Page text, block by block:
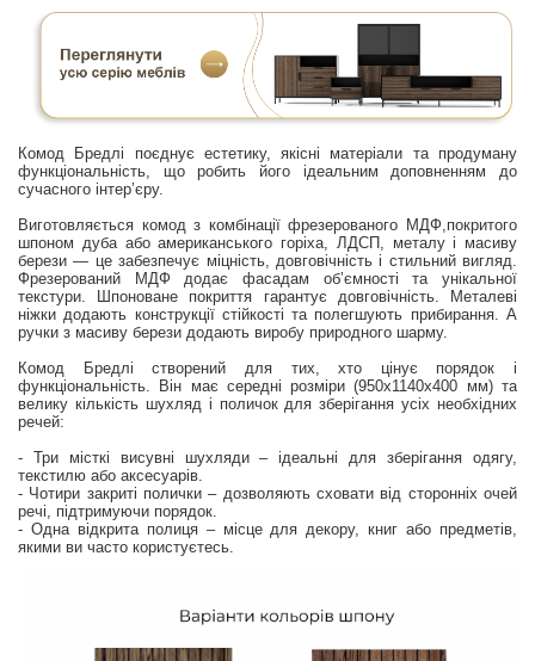
Комод Бредлі поєднує естетику, якісні матеріали та продуману
функціональність, що робить його ідеальним доповненням до
сучасного інтер’єру.
Виготовляється комод з комбінації фрезерованого МДФ,покритого
шпоном дуба або американського горіха, ЛДСП, металу і масиву
берези — це забезпечує міцність, довговічність і стильний вигляд.
Фрезерований МДФ додає фасадам об’ємності та унікальної
текстури. Шпоноване покриття гарантує довговічність. Металеві
ніжки додають конструкції стійкості та полегшують прибирання. А
ручки з масиву берези додають виробу природного шарму.
Комод Бредлі створений для тих, хто цінує порядок і
функціональність. Він має середні розміри (950х1140х400 мм) та
велику кількість шухляд і поличок для зберігання усіх необхідних
речей:
- Три місткі висувні шухляди – ідеальні для зберігання одягу,
текстилю або аксесуарів.
- Чотири закриті полички – дозволяють сховати від сторонніх очей
речі, підтримуючи порядок.
- Одна відкрита полиця – місце для декору, книг або предметів,
якими ви часто користуєтесь.